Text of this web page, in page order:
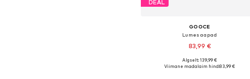
DEAL
GOOCE
Lumesaapad
83,99 €
Saadaolevad suurused: 36, 37, 38, 39, 40
Algselt: 139,99 €
Viimane madalaim hind:83,99 €